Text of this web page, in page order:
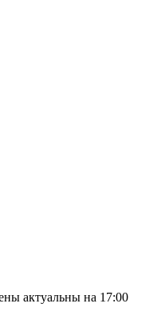
актуальны на 17:00